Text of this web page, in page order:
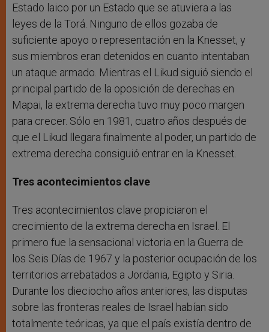
Estado laico por un Estado que se atuviera a las
leyes de la Torá. Ninguno de ellos gozaba de
suficiente apoyo o representación en la Knesset, y
sus miembros eran detenidos en cuanto intentaban
un ataque armado. Mientras el Likud siguió siendo el
principal partido de la oposición de derechas en
Mapai, la extrema derecha tuvo muy poco margen
para crecer. Sólo en 1981, cuatro años después de
que el Likud llegara finalmente al poder, un partido de
extrema derecha consiguió entrar en la Knesset.
Tres acontecimientos clave
Tres acontecimientos clave propiciaron el
crecimiento de la extrema derecha en Israel. El
primero fue la sensacional victoria en la Guerra de
los Seis Días de 1967 y la posterior ocupación de los
territorios arrebatados a Jordania, Egipto y Siria.
Durante los dieciocho años anteriores, las disputas
sobre las fronteras reales de Israel habían sido
totalmente teóricas, ya que el país existía dentro de